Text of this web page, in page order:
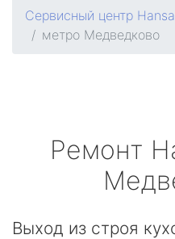
Сервисный центр Hansa
метро Медведково
Ремонт
Выход из строя